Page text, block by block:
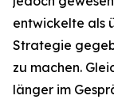
entwickelte als
Strategie
zu machen.
länger im